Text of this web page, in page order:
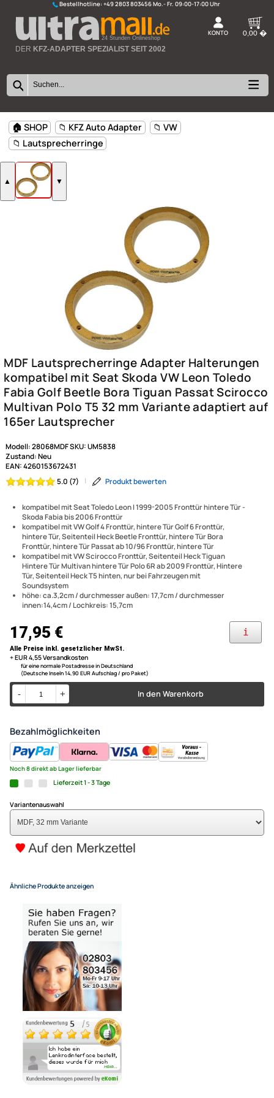
Bestellhotline:+49 2803 803456
24 Stunden Onlineshop
🏠 SHOP 📁 KFZ Auto Adapter
📁 Lautsprecherringe
▲ ▼
MDF Lautsprecherringe
kompatibel mit Seat Skoda
Fabia Golf Beetle Bora
Multivan Polo T5 32 mm
165er Lautsprecher
kompatibel mit Seat Toledo Leon I 1999-2005 Fronttür hintere Tür -
Skoda Fabia bis 2006 Fronttür
kompatibel mit VW Golf 4 Fronttür, hintere Tür Golf 6 Fronttür,
hintere Tür, Seitenteil Heck Beetle Fronttür, hintere Tür Bora
Fronttür, hintere Tür Passat ab 10/96 Fronttür, hintere Tür
Hintere Tür Multivan hintere Tür Polo 6R ab 2009 Fronttür, Hintere
Tür, Seitenteil Heck T5 hinten, nur bei Fahrzeugen mit
Soundsystem
höhe: ca.3,2cm / durchmesser außen: 17,7cm / durchmesser
innen:14,4cm / Lochkreis: 15,7cm
Zustand:Neu
EAN:4260153672431
5.0 (7) | Produkt bewerten
17,95 €
Alle Preise inkl. gesetzlicher MwSt.
+ EUR 4,55 Versandkosten
für eine normale Postadresse in Deutschland
+
Noch 8 direkt ab Lager lieferbar
Lieferzeit 1 - 3 Tage
Variantenauswahl